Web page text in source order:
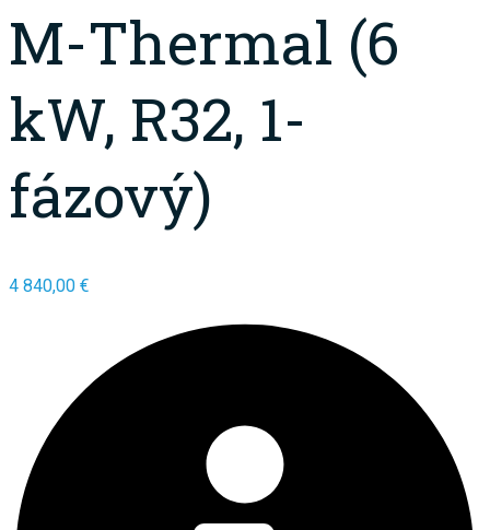
M-Thermal (6
kW, R32, 1-
fázový)
4 840,00 €